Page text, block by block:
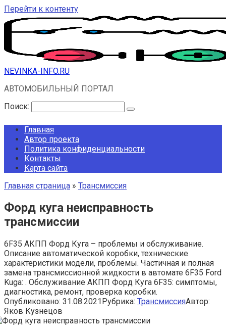
Перейти к контенту
NEVINKA-INFO.RU
АВТОМОБИЛЬНЫЙ ПОРТАЛ
Поиск:
Главная
Автор проекта
Политика конфиденциальности
Контакты
Карта сайта
Главная страница » Трансмиссия
Форд куга неисправность
трансмиссии
6F35 АКПП Форд Куга – проблемы и обслуживание.
Описание автоматической коробки, технические
характеристики модели, проблемы. Частичная и полная
замена трансмиссионной жидкости в автомате 6F35 Ford
Kuga: . Обслуживание АКПП Форд Куга 6F35: симптомы,
диагностика, ремонт, проверка коробки.
Опубликовано: 31.08.2021Рубрика: ТрансмиссияАвтор:
Яков Кузнецов